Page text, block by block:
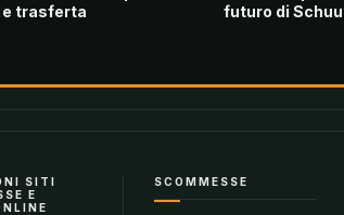
e trasferta
futuro di
SITI
E
SCOMMESSE